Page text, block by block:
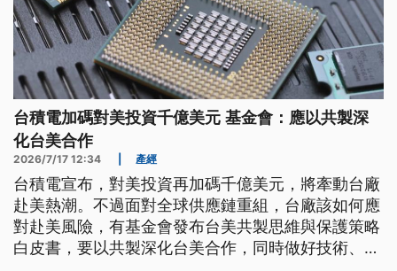
台積電加碼對美投資千億美元 基金會：應以共製深
化台美合作
2026/7/17 12:34 產經
台積電宣布，對美投資再加碼千億美元，將牽動台廠
赴美熱潮。不過面對全球供應鏈重組，台廠該如何應
對赴美風險，有基金會發布台美共製思維與保護策略
白皮書，要以共製深化台美合作，同時做好技術、人